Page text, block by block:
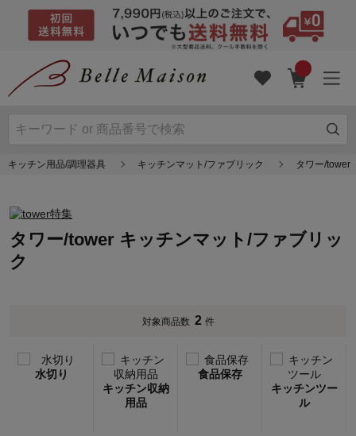
キッチン用品/調理器具 キッチンマット/ファブリック タワー/tower
タワー/tower キッチンマット/ファブリッ
ク
対象商品数 2 件
水切り
キッチン収納
用品
食品保存
キッチンツー
ル